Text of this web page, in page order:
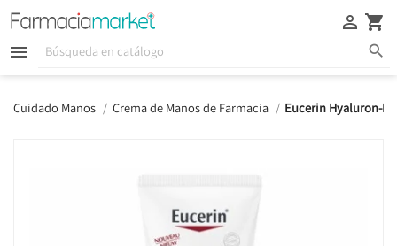
  
 
Cuidado Manos Crema de Manos de Farmacia Eucerin Hyaluron-